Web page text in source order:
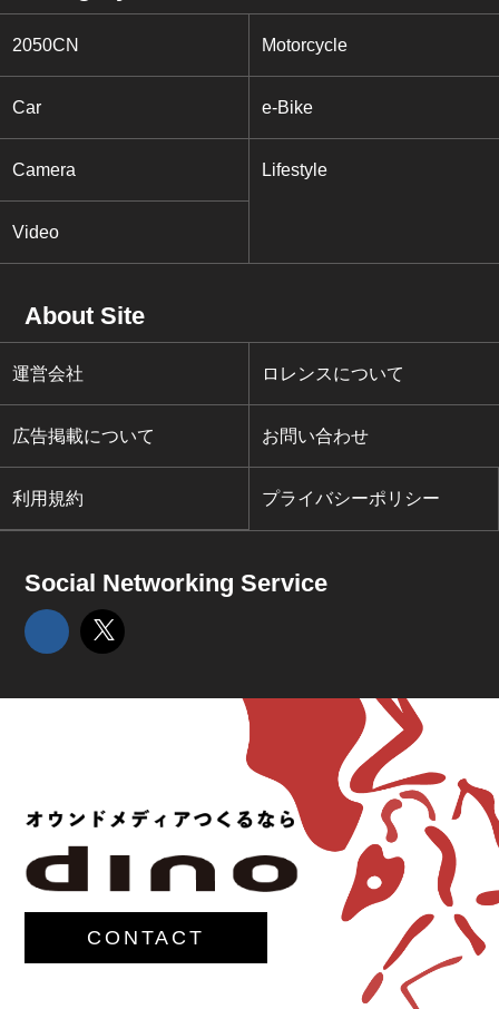
2050CN Motorcycle
Car e-Bike
Camera Lifestyle
Video
About Site
運営会社 ロレンスについて
広告掲載について お問い合わせ
利用規約 プライバシーポリシー
Social Networking Service
CONTACT